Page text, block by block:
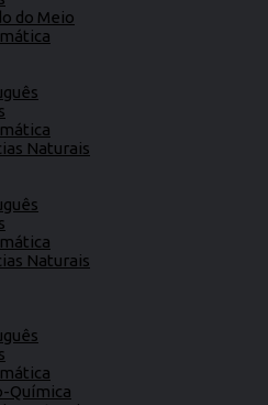
do Meio
Naturais
Naturais
Química